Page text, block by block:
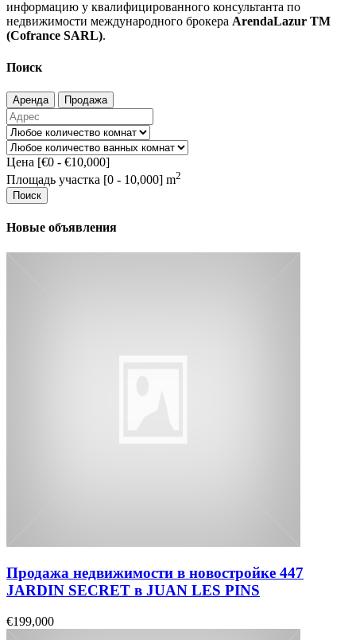
информацию у квалифицированного консультанта по
недвижимости международного брокера ArendaLazur TM
(Cofrance SARL).
Поиск
Аренда Продажа
Цена [€0 - €10,000]
Площадь участка [0 - 10,000] m2
Поиск
Новые объявления
Продажа недвижимости в новостройке 447
JARDIN SECRET в JUAN LES PINS
€199,000